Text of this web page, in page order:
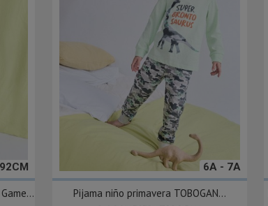
6A - 7A
Pijama niño primavera TOBOGAN...